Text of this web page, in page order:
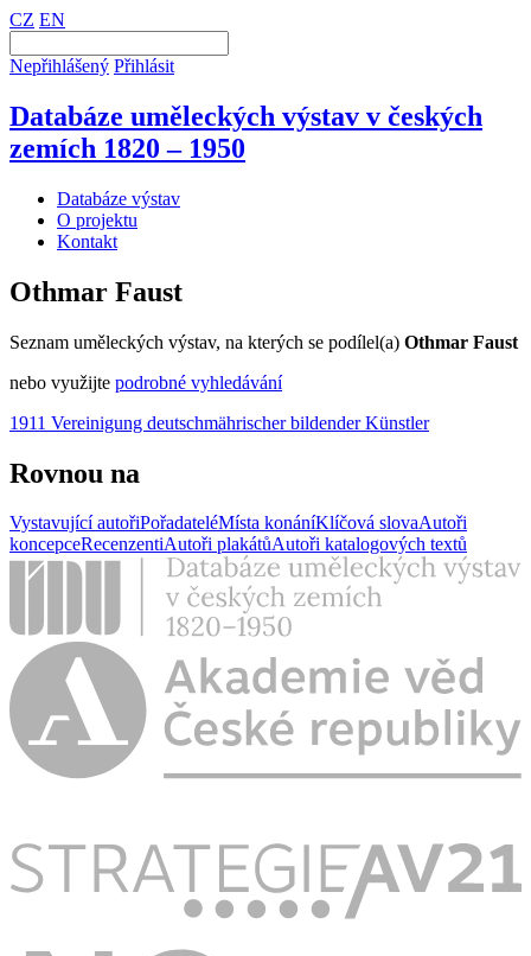
CZ EN
Nepřihlášený Přihlásit
Databáze uměleckých výstav v českých
zemích 1820 – 1950
Databáze výstav
O projektu
Kontakt
Othmar Faust
Seznam uměleckých výstav, na kterých se podílel(a) Othmar Faust
nebo využijte podrobné vyhledávání
1911 Vereinigung deutschmährischer bildender Künstler
Rovnou na
Vystavující autořiPořadateléMísta konáníKlíčová slovaAutoři
koncepceRecenzentiAutoři plakátůAutoři katalogových textů